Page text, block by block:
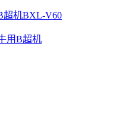
超机BXL-V60
用B超机